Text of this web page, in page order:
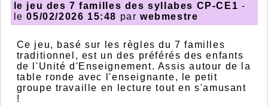
le jeu des 7 familles des syllabes CP-CE1 -
le05/02/2026 15:48 par webmestre
Ce jeu, basé sur les règles du 7 familles
traditionnel, est un des préférés des enfants
de l'Unité d'Enseignement. Assis autour de la
table ronde avec l'enseignante, le petit
groupe travaille en lecture tout en s'amusant
!